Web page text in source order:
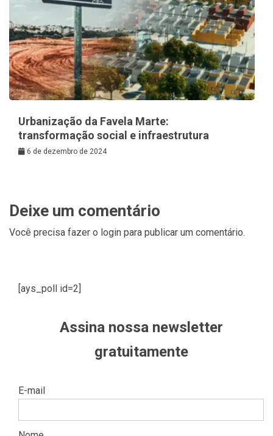
Urbanização da Favela Marte:
transformação social e infraestrutura
6 de dezembro de 2024
Deixe um comentário
Você precisa fazer o login para publicar um comentário.
[ays_poll id=2]
Assina nossa newsletter
gratuitamente
E-mail